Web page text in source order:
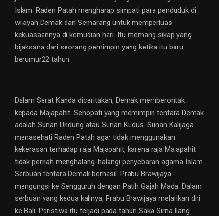
Islam. Raden Patah mengharap simpati para penduduk di
wilayah Demak dan Semarang untuk memperluas
kekuasaannya di kemudian hari. Itu memang sikap yang
bijaksana dari seorang pemimpin yang ketika itu baru
berumur22 tahun.
Dalam Serat Kanda diceritakan, Demak memberontak
kepada Majapahit. Senopati yang memimpin tentara Demak
adalah Sunan Undung atau Sunan Kudus. Sunan Kalijaga
menasehati Raden Patah agar tidak menggunakan
kekerasan terhadap raja Majapahit, karena raja Majapahit
tidak pernah menghalang-halangi penyebaran agama Islam.
Serbuan tentara Demak berhasil. Prabu Brawijaya
mengungsi ke Sengguruh dengan Patih Gajah Mada. Dalam
serbuan yang kedua kalinya, Prabu Brawijaya melarikan diri
ke Bali. Peristiwa itu terjadi pada tahun Saka Sirna Ilang